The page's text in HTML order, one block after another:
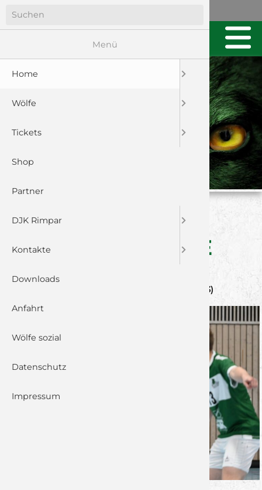
PUNKTGEWINN IN
LETZTER SEKUNDE
HLZ Friesenheim-Hochdorf vs. DJK Rimpar (33:33)
Menü
Home
Wölfe
Tickets
Shop
Partner
DJK Rimpar
Kontakte
Downloads
Anfahrt
Wölfe sozial
Datenschutz
Impressum